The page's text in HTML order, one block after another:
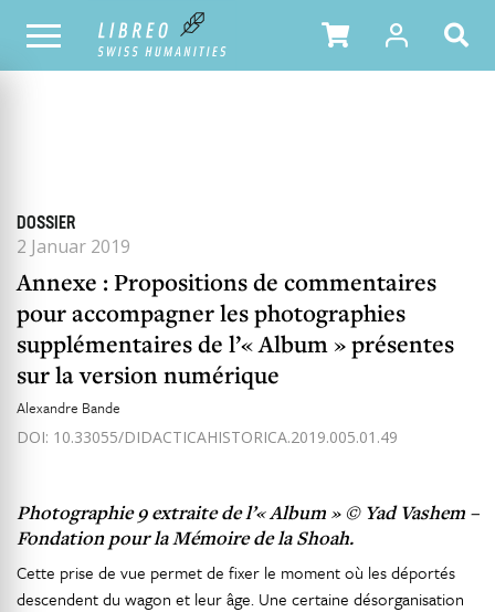
ALLE HEFTE INHALTSÜBERSICHT DER AUSGABE
DOSSIER
2 Januar 2019
Annexe : Propositions de commentaires
pour accompagner les photographies
supplémentaires de l’« Album » présentes
sur la version numérique
Alexandre Bande
DOI: 10.33055/DIDACTICAHISTORICA.2019.005.01.49
Photographie 9 extraite de l’« Album » © Yad Vashem –
Fondation pour la Mémoire de la Shoah.
Cette prise de vue permet de fixer le moment où les déportés
descendent du wagon et leur âge. Une certaine désorganisation